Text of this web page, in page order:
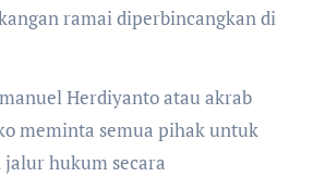
ramai diperbincangkan di
Herdiyanto atau akrab
meminta semua pihak untuk
hukum secara